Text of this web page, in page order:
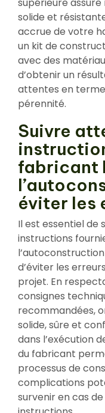
solide et
accrue de votre
un kit de
avec des
d’obtenir un
attentes en
pérennité.
Suivre
fabricant
éviter les
Il est essentiel de
instructions
d’éviter les
projet. En
consignes
recommandées,
solide, sûre et
dans l’exécution
du fabricant
processus de
complications
survenir en cas